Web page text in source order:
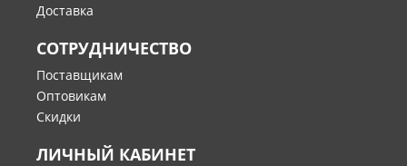
Доставка
СОТРУДНИЧЕСТВО
Поставщикам
Оптовикам
Скидки
ЛИЧНЫЙ КАБИНЕТ